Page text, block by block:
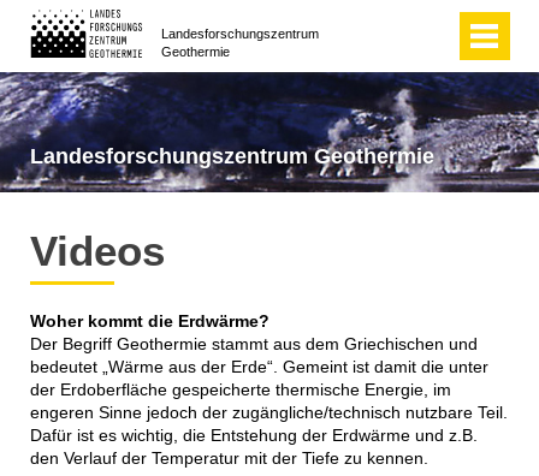
Landes­forschungs­zentrum
Geothermie
Landes­forschungs­zentrum Geothermie
Videos
Woher kommt die Erdwärme?
Der Begriff Geothermie stammt aus dem Griechischen und
bedeutet „Wärme aus der Erde“. Gemeint ist damit die unter
der Erdoberfläche gespeicherte thermische Energie, im
engeren Sinne jedoch der zugängliche/technisch nutzbare Teil.
Dafür ist es wichtig, die Entstehung der Erdwärme und z.B.
den Verlauf der Temperatur mit der Tiefe zu kennen.